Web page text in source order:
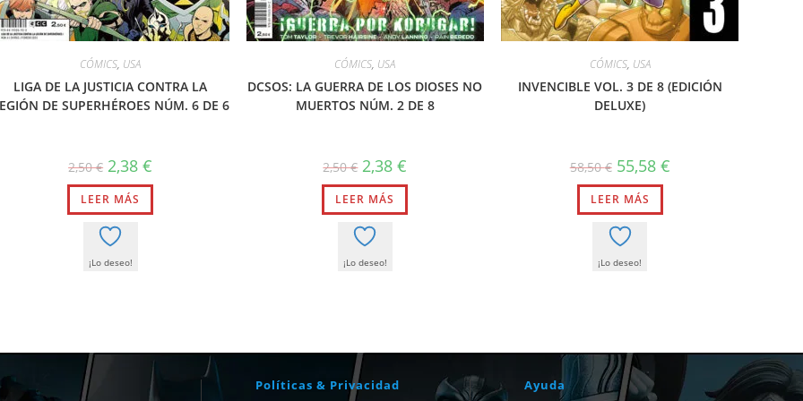
CÓMICS, USA
LIGA DE LA JUSTICIA CONTRA LA
DE SUPERHÉROES NÚM. 6 DE 6
2,50€ El
precio
original
era:
2,50 €.
2,38€
actual
2,38 €.
LEER MÁS
¡Lo deseo!
CÓMICS, USA
DCSOS: LA GUERRA DE LOS DIOSES NO
MUERTOS NÚM. 2 DE 8
2,50€ El
precio
original
era:
2,50 €.
2,38€
actual
2,38 €.
LEER MÁS
¡Lo deseo!
CÓMICS, USA
INVENCIBLE VOL. 3 DE 8 (EDICIÓN
DELUXE)
58,50€ El
precio
original
era:
58,50 €.
55,58 €El
precio
LEER MÁS
¡Lo deseo!
Políticas & Privacidad Ayuda